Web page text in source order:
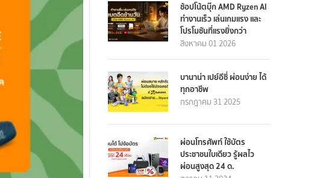
ช้อปโน้ตบุ๊ก AMD Ryzen AI
ทำงานเร็ว เล่นเกมแรง และ
โปรโมชันที่แรงยิ่งกว่า
สิงหาคม 01 2026
บานาน่า เปย์อีซี่ ผ่อนง่าย ได้
ทุกอาชีพ
กรกฎาคม 31 2025
ผ่อนโทรศัพท์ ใช้บัตร
ประชาชนใบเดียว รู้ผลไว
ผ่อนสูงสุด 24 ด.